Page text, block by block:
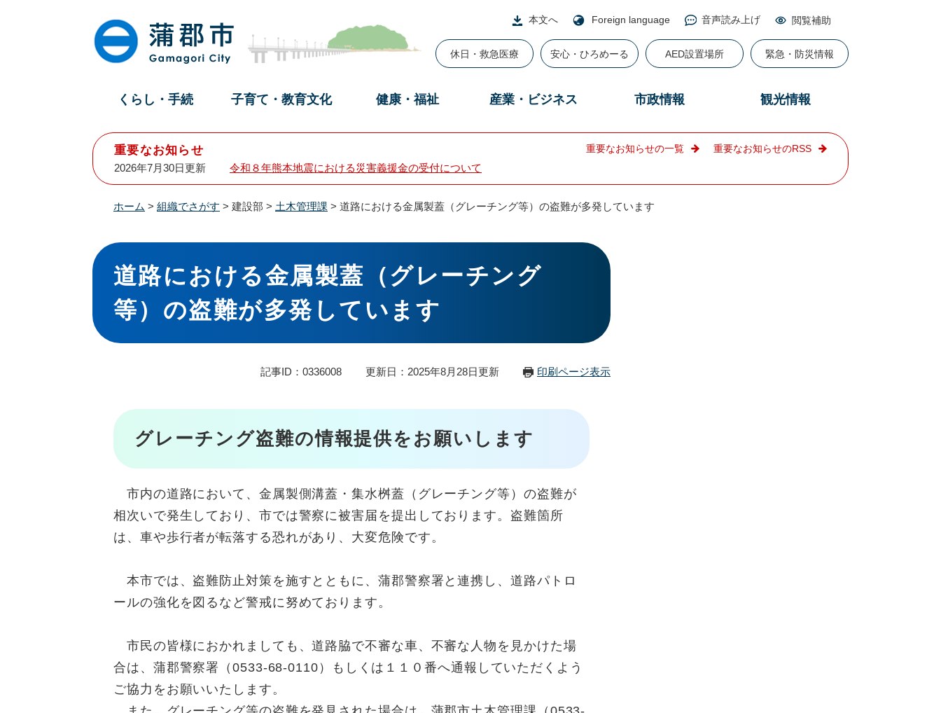
本文へ Foreign language 音声読み上げ 閲覧補助
休日・救急医療 安心・ひろめーる AED設置場所 緊急・防災情報
くらし・手続 子育て・教育文化 健康・福祉 産業・ビジネス 市政情報 観光情報
重要なお知らせ
2026年7月30日更新 令和８年熊本地震における災害義援金の受付について
重要なお知らせの一覧 重要なお知らせのRSS
ホーム > 組織でさがす > 建設部 > 土木管理課 > 道路における金属製蓋（グレーチング等）の盗難が多発しています
本
文
道路における金属製蓋（グレーチング
等）の盗難が多発しています
記事ID：0336008 更新日：2025年8月28日更新 印刷ページ表示
グレーチング盗難の情報提供をお願いします
市内の道路において、金属製側溝蓋・集水桝蓋（グレーチング等）の盗難が
相次いで発生しており、市では警察に被害届を提出しております。盗難箇所
は、車や歩行者が転落する恐れがあり、大変危険です。
本市では、盗難防止対策を施すとともに、蒲郡警察署と連携し、道路パトロ
ールの強化を図るなど警戒に努めております。
市民の皆様におかれましても、道路脇で不審な車、不審な人物を見かけた場
合は、蒲郡警察署（0533-68-0110）もしくは１１０番へ通報していただくよう
ご協力をお願いいたします。